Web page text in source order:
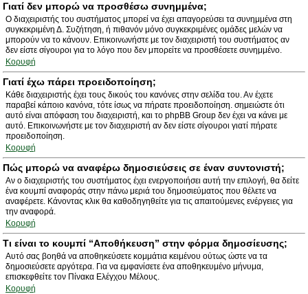
Γιατί δεν μπορώ να προσθέσω συνημμένα;
Ο διαχειριστής του συστήματος μπορεί να έχει απαγορεύσει τα συνημμένα στη
συγκεκριμένη Δ. Συζήτηση, ή πιθανόν μόνο συγκεκριμένες ομάδες μελών να
μπορούν να το κάνουν. Επικοινωνήστε με τον διαχειριστή του συστήματος αν
δεν είστε σίγουροι για το λόγο που δεν μπορείτε να προσθέσετε συνημμένο.
Κορυφή
Γιατί έχω πάρει προειδοποίηση;
Κάθε διαχειριστής έχει τους δικούς του κανόνες στην σελίδα του. Αν έχετε
παραβεί κάποιο κανόνα, τότε ίσως να πήρατε προειδοποίηση. σημειώστε ότι
αυτό είναι απόφαση του διαχειριστή, και το phpBB Group δεν έχει να κάνει με
αυτό. Επικοινωνήστε με τον διαχειριστή αν δεν είστε σίγουροι γιατί πήρατε
προειδοποίηση.
Κορυφή
Πώς μπορώ να αναφέρω δημοσιεύσεις σε έναν συντονιστή;
Αν ο διαχειριστής του συστήματος έχει ενεργοποιήσει αυτή την επιλογή, θα δείτε
ένα κουμπί αναφοράς στην πάνω μεριά του δημοσιεύματος που θέλετε να
αναφέρετε. Κάνοντας κλικ θα καθοδηγηθείτε για τις απαιτούμενες ενέργειες για
την αναφορά.
Κορυφή
Τι είναι το κουμπί “Αποθήκευση” στην φόρμα δημοσίευσης;
Αυτό σας βοηθά να αποθηκεύσετε κομμάτια κειμένου ούτως ώστε να τα
δημοσιεύσετε αργότερα. Για να εμφανίσετε ένα αποθηκευμένο μήνυμα,
επισκεφθείτε τον Πίνακα Ελέγχου Μέλους.
Κορυφή